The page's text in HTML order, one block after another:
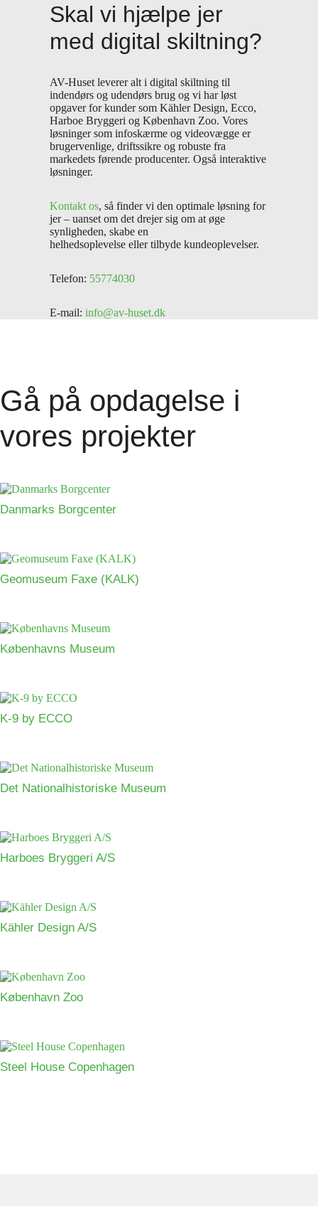
Skal vi hjælpe jer
med digital skiltning?
AV-Huset leverer alt i digital skiltning til
indendørs og udendørs brug og vi har løst
opgaver for kunder som Kähler Design, Ecco,
Harboe Bryggeri og København Zoo. Vores
løsninger som infoskærme og videovægge er
brugervenlige, driftssikre og robuste fra
markedets førende producenter. Også interaktive
løsninger.
Kontakt os, så finder vi den optimale løsning for
jer – uanset om det drejer sig om at øge
synligheden, skabe en
helhedsoplevelse eller tilbyde kundeoplevelser.
Telefon: 55774030
E-mail: info@av-huset.dk
Gå på opdagelse i
vores projekter
Danmarks Borgcenter
Geomuseum Faxe (KALK)
Københavns Museum
K-9 by ECCO
Det Nationalhistoriske Museum
Harboes Bryggeri A/S
Kähler Design A/S
København Zoo
Steel House Copenhagen